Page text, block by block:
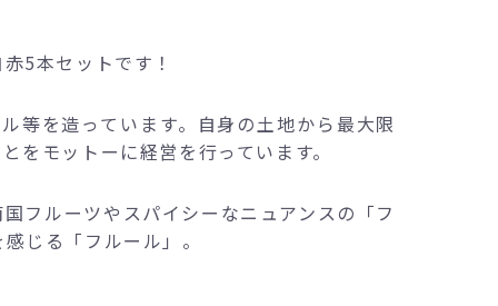
5本セットです！
等を造っています。自身の土地から最大限
モットーに経営を行っています。
フルーツやスパイシーなニュアンスの「フ
じる「フルール」。